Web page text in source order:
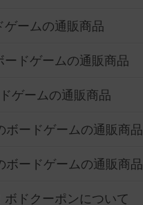
ゲームの通販商品
ードゲームの通販商品
ゲームの通販商品
ボードゲームの通販商品
ボードゲームの通販商品
ボドクーポンについて